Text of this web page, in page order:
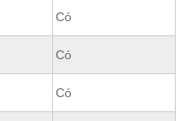
Có
Có
Có